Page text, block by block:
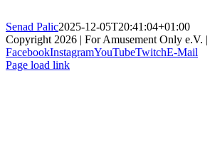
Senad Palic2025-12-05T20:41:04+01:00
Copyright 2026 | For Amusement Only e.V. |
FacebookInstagramYouTubeTwitchE-Mail
Page load link